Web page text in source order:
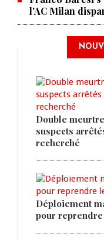
l'AC Milan
Double
suspects
recherché
Déploiement
pour